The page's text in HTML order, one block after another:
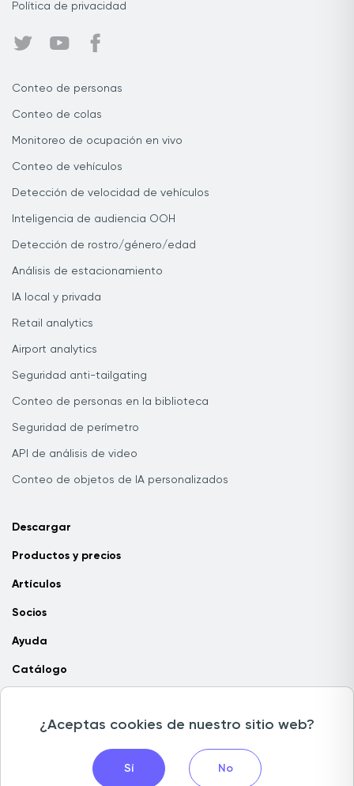
Política de privacidad
Conteo de personas
Conteo de colas
Monitoreo de ocupación en vivo
Conteo de vehículos
Detección de velocidad de vehículos
Inteligencia de audiencia OOH
Detección de rostro/género/edad
Análisis de estacionamiento
IA local y privada
Retail analytics
Airport analytics
Seguridad anti-tailgating
Conteo de personas en la biblioteca
Seguridad de perímetro
API de análisis de video
Conteo de objetos de IA personalizados
Descargar
Productos y precios
Artículos
Socios
Ayuda
Catálogo
Copyright © 2026 Camlytics. Todos los derechos reservados
¿Aceptas cookies de nuestro sitio web?
Sí No